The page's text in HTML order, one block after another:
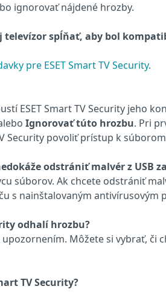
ignorovať nájdené hrozby.
spĺňať, aby bol
pre ESET Smart TV Security.
ESET Smart TV Security jeho
Ignorovať túto hrozbu. Pri
Security povoliť prístup k
odstrániť malvér z USB
súborov. Ak chcete odstrániť
s nainštalovaným antivírusovým
odhalí hrozbu?
upozornením. Môžete si vybrať, či
TV Security?